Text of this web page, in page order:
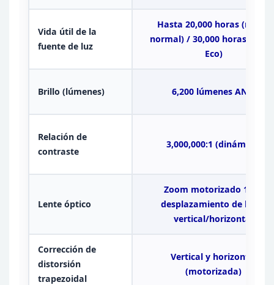
Vida útil de la
fuente de luz
Hasta 20,000 horas (modo
normal) / 30,000 horas
Eco)
Brillo (lúmenes) 6,200 lúmenes ANSI
Relación de
contraste
3,000,000:1 (dinámico)
Lente óptico
Zoom motorizado 1.6x,
desplazamiento de lente
vertical/horizontal
Corrección de
distorsión
trapezoidal
Vertical y horizontal
(motorizada)